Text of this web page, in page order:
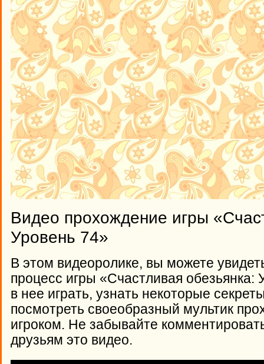
Видео прохождение игры
Уровень 74»
В этом видеоролике, вы можете
процесс игры «Счастливая обезьянка:
в нее играть, узнать некоторые
посмотреть своеобразный мультик
игроком. Не забывайте
друзьям это видео.